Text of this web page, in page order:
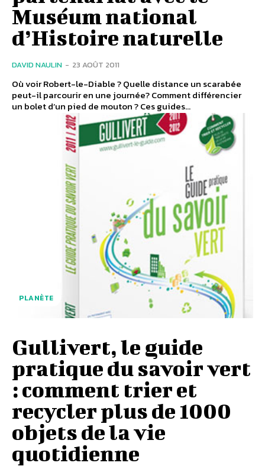
Muséum national
d’Histoire naturelle
DAVID NAULIN - 23 AOÛT 2011
Où voir Robert-le-Diable ? Quelle distance un scarabée
peut-il parcourir en une journée? Comment différencier
un bolet d’un pied de mouton ? Ces guides...
PLANÈTE
Gullivert, le guide
pratique du savoir vert
: comment trier et
recycler plus de 1000
objets de la vie
quotidienne